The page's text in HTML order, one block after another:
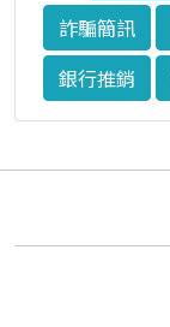
詐騙簡訊
銀行推銷